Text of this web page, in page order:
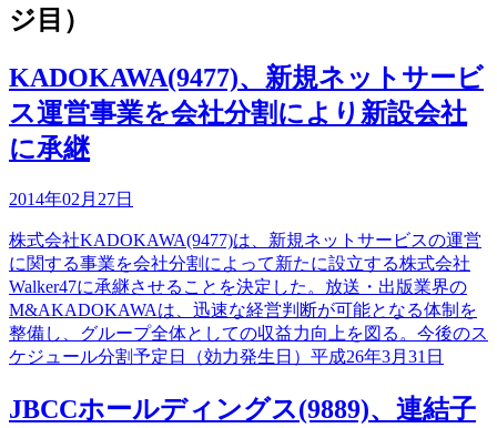
ジ目）
KADOKAWA(9477)、新規ネットサービ
ス運営事業を会社分割により新設会社
に承継
2014年02月27日
株式会社KADOKAWA(9477)は、新規ネットサービスの運営
に関する事業を会社分割によって新たに設立する株式会社
Walker47に承継させることを決定した。放送・出版業界の
M&AKADOKAWAは、迅速な経営判断が可能となる体制を
整備し、グループ全体としての収益力向上を図る。今後のス
ケジュール分割予定日（効力発生日）平成26年3月31日
JBCCホールディングス(9889)、連結子